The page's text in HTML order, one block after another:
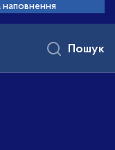
наповнення
Пошук